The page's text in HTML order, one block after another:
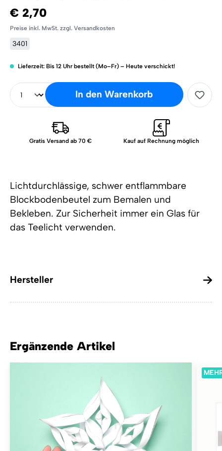
Lichtdurchlässige, schwer entflammbare
Blockbodenbeutel zum Bemalen und
Bekleben. Zur Sicherheit immer ein Glas für
das Teelicht verwenden.
Hersteller
€ 2,70
Preise inkl. MwSt. zzgl. Versandkosten
3401
Lieferzeit: Bis 12 Uhr bestellt (Mo–Fr) – Heute verschickt!
In den Warenkorb
Gratis Versand ab 70 € Kauf auf Rechnung möglich
Ergänzende Artikel